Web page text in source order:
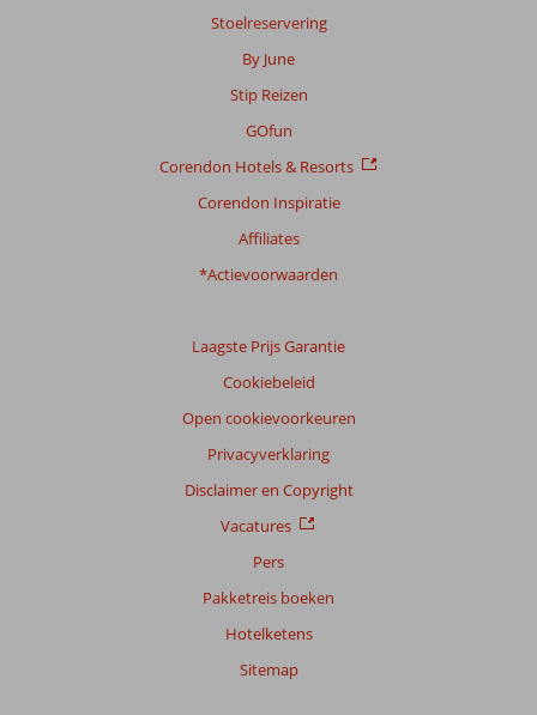
Stoelreservering
By June
Stip Reizen
GOfun
Corendon Hotels & Resorts
Corendon Inspiratie
Affiliates
*Actievoorwaarden
Laagste Prijs Garantie
Cookiebeleid
Open cookievoorkeuren
Privacyverklaring
Disclaimer en Copyright
Vacatures
Pers
Pakketreis boeken
Hotelketens
Sitemap